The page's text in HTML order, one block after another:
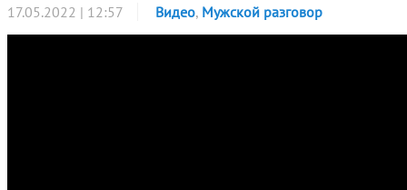
17.05.2022 | 12:57 Видео, Мужской разговор